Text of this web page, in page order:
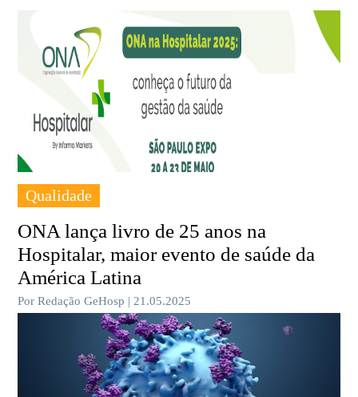
Qualidade
ONA lança livro de 25 anos na
Hospitalar, maior evento de saúde da
América Latina
Por Redação GeHosp | 21.05.2025